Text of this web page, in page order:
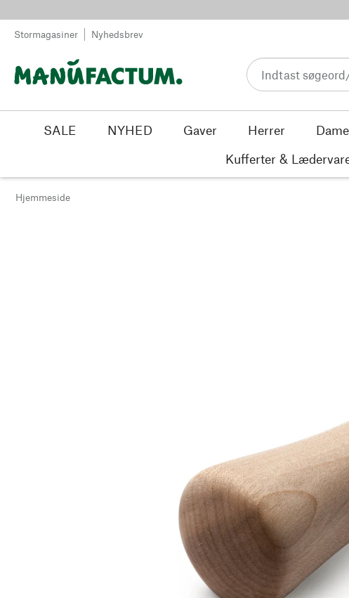
Stormagasiner Nyhedsbrev
SALE NYHED Gaver Herrer
Kufferter &
Hjemmeside